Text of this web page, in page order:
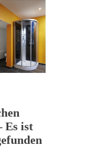
Es ist